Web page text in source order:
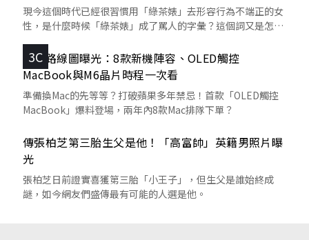
現今這個時代已經很習慣用「綠茶婊」去形容行為不端正的女
性，是什麼時候「綠茶婊」成了罵人的字彙？這個詞又是怎麼
3C
蘋果路線圖曝光：8款新機陣容、OLED觸控
MacBook與M6晶片時程一次看
準備換Mac的先等等？打破蘋果多年禁忌！首款「OLED觸控
MacBook」爆料登場，兩年內8款Mac排隊下單？
傳張柏芝第三胎生父是他！「高富帥」英籍男照片曝
光
張柏芝日前證實喜獲第三胎「小王子」，但生父是誰始終成
謎，如今網友們盛傳最有可能的人選是他。